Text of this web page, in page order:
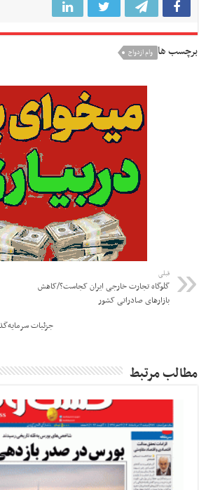
برچسب ها وام ازدواج
قبلی
گلوگاه تجارت خارجی ایران کجاست؟/کاهش
بازارهای صادراتی کشور
مطالب مرتبط